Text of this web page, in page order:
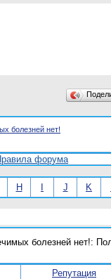
болезней нет!
форума
H J K
болезней нет!:
Репутация